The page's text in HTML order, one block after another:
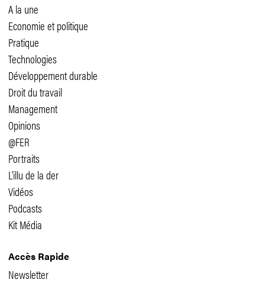
A la une
Economie et politique
Pratique
Technologies
Développement durable
Droit du travail
Management
Opinions
@FER
Portraits
L'illu de la der
Vidéos
Podcasts
Kit Média
Accès Rapide
Newsletter